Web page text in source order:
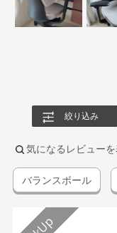
絞り込み
気になるレビュー
バランスボール